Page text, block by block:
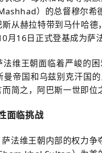
）的总督穆尔希
从赫拉特带到马什哈
月16日正式登基成为萨
维王朝面临着严峻的
帝国和乌兹别克汗国
简之，阿巴斯一世即
面临挑战
法维王朝内部的权力